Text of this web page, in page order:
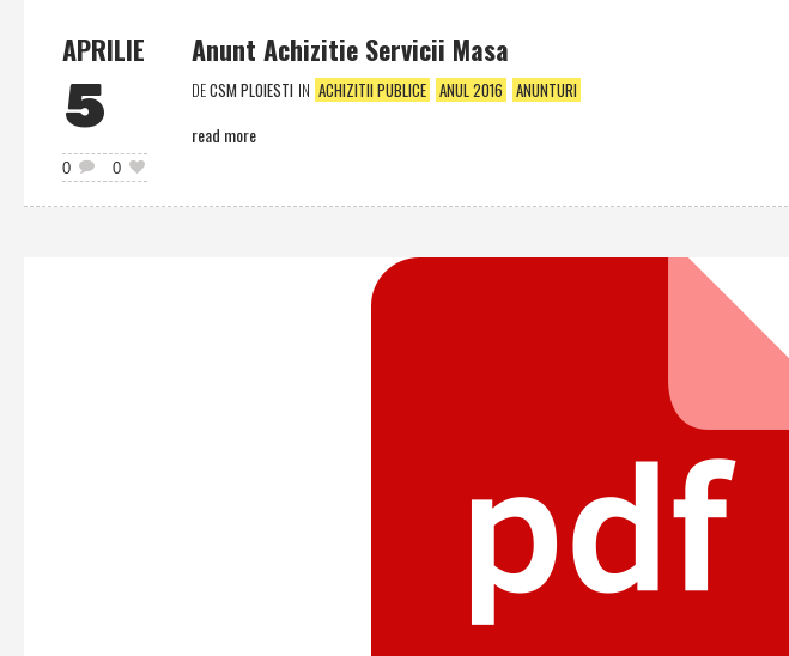
APRILIE
5
0 0
Anunt Achizitie Servicii Masa
DECSM PLOIESTI IN ACHIZITII PUBLICE ANUL 2016 ANUNTURI
read more